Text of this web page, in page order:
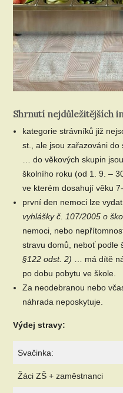
Shrnutí nejdůležitějších
kategorie strávníků již
st., ale jsou zařazováni do
… do věkových skupin
školního roku (od 1. 9. –
ve kterém dosahují věku
první den nemoci lze
vyhlášky č. 107/2005 o
nemoci, nebo
stravu domů, neboť podle
§122 odst. 2) … má dítě
po dobu pobytu ve škole.
Za neodebranou nebo
náhrada neposkytuje.
Výdej stravy:
Svačinka:
Žáci ZŠ + zaměstnanci